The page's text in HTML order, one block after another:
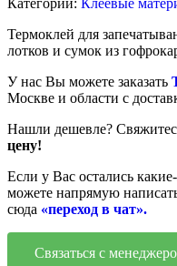
Категории: Клеевые
Термоклей для
лотков и сумок из
У нас Вы можете заказать
Москве и области с
Нашли дешевле?
цену!
Если у Вас остались
можете напрямую
сюда «переход в чат».
Связаться с